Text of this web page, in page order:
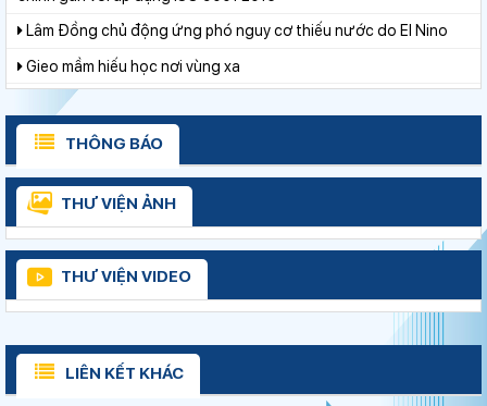
Lâm Đồng chủ động ứng phó nguy cơ thiếu nước do El Nino
Thắp sáng văn hóa đọc từ những “Thư viện thân thiện”
Bảo đảm ngày khai giảng thực sự là ngày hội của học sinh và
giáo viên
cho năm học 2026 - 2027
Từ khát vọng dân giàu, nước mạnh đến lý luận kinh tế thị
trường định hướng XHCN trong kỷ nguyên mới - Bài 1: Khẳng
định tư tưởng Hồ Chí Minh, đấu tranh với luận điệu xuyên tạc
trường định hướng XHCN trong kỷ nguyên mới - Bài 2: Khơi
và hết)
Thí điểm giáo dục AI góp phần đổi mới quản trị, nâng cao hiệu
quả hoạt động giáo dục
Khát khao thay đổi cuộc sống bằng con đường học tập
THÔNG BÁO
THƯ VIỆN ẢNH
THƯ VIỆN VIDEO
LIÊN KẾT KHÁC